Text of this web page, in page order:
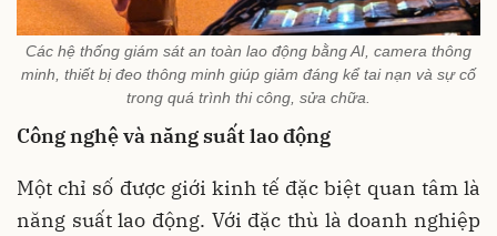
Các hệ thống giám sát an toàn lao động bằng AI, camera thông
minh, thiết bị đeo thông minh giúp giảm đáng kể tai nạn và sự cố
trong quá trình thi công, sửa chữa.
Công nghệ và năng suất lao động
Một chỉ số được giới kinh tế đặc biệt quan tâm là
năng suất lao động. Với đặc thù là doanh nghiệp